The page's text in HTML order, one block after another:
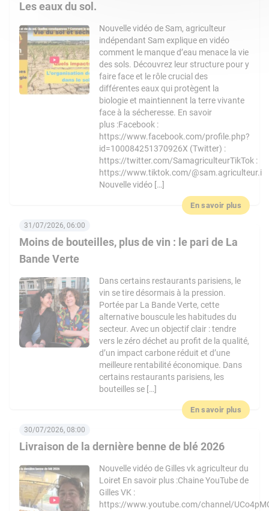
Les eaux du sol.
Nouvelle vidéo de Sam, agriculteur
indépendant Sam explique en vidéo
comment le manque d’eau menace la vie
des sols. Découvrez leur structure pour y
faire face et le rôle crucial des
différentes eaux qui protègent la
biologie et maintiennent la terre vivante
face à la sécheresse. En savoir
plus :Facebook :
https://www.facebook.com/profile.php?
id=100084251370926X (Twitter) :
https://twitter.com/SamagriculteurTikTok :
https://www.tiktok.com/@sam.agriculteur.i
Nouvelle vidéo […]
En savoir plus
Moins de bouteilles, plus de vin : le pari de La
Bande Verte
31/07/2026, 06:00
Dans certains restaurants parisiens, le
vin se tire désormais à la pression.
Portée par La Bande Verte, cette
alternative bouscule les habitudes du
secteur. Avec un objectif clair : tendre
vers le zéro déchet au profit de la qualité,
d’un impact carbone réduit et d’une
meilleure rentabilité économique. Dans
certains restaurants parisiens, les
bouteilles se […]
En savoir plus
Livraison de la dernière benne de blé 2026
30/07/2026, 08:00
Nouvelle vidéo de Gilles vk agriculteur du
Loiret En savoir plus :Chaine YouTube de
Gilles VK :
https://www.youtube.com/channel/